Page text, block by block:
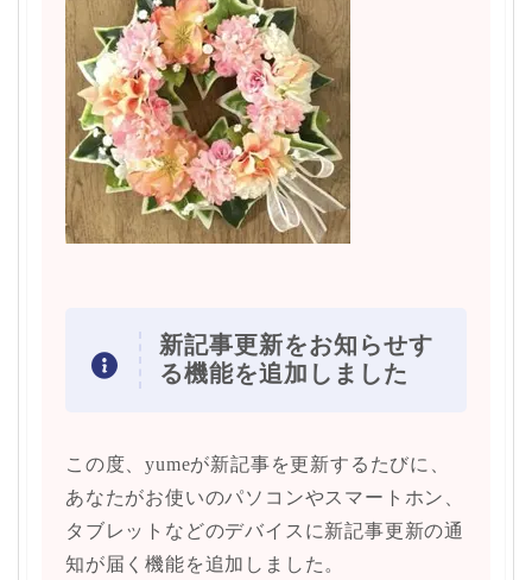
新記事更新をお知らせす
る機能を追加しました
この度、yumeが新記事を更新するたびに、
あなたがお使いのパソコンやスマートホン、
タブレットなどのデバイスに新記事更新の通
知が届く機能を追加しました。